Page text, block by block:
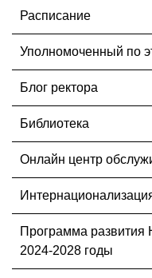
Расписание
Уполномоченный по
Блог ректора
Библиотека
Онлайн центр
Программа
2024-2028 годы